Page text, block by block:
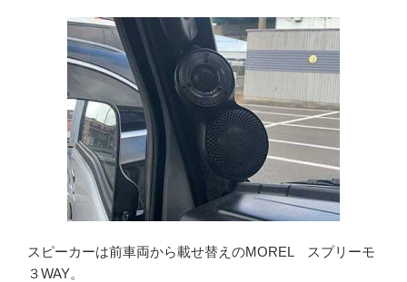
スピーカーは前車両から載せ替えのMOREL スプリーモ
３WAY。